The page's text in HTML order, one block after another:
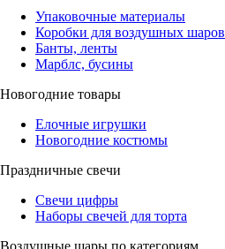
Упаковочные материалы
Коробки для воздушных шаров
Банты, ленты
Марблс, бусины
Новогодние товары
Елочные игрушки
Новогодние костюмы
Праздничные свечи
Свечи цифры
Наборы свечей для торта
Воздушные шары по категориям